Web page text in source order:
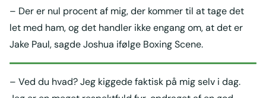
– Der er nul procent af mig, der kommer til at tage det
let med ham, og det handler ikke engang om, at det er
Jake Paul, sagde Joshua ifølge Boxing Scene.
– Ved du hvad? Jeg kiggede faktisk på mig selv i dag.